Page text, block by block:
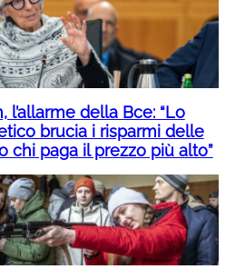
l’allarme della Bce: “Lo
brucia i risparmi delle
chi paga il prezzo più alto”